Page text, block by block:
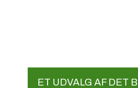
ET UDVALG AF DET